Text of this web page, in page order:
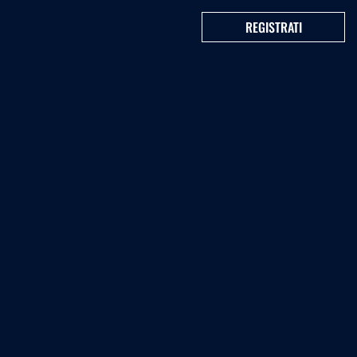
REGISTRATI